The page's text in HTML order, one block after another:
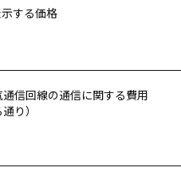
する価格
信回線の通信に関する費用
り）